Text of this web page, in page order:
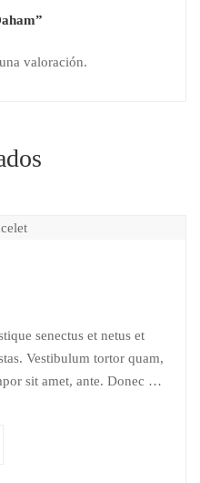
valoración.
senectus et netus et
Vestibulum tortor quam,
sit amet, ante. Donec eu